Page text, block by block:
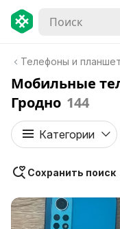
Телефоны и
Мобильные
Гродно 144
Категории
Сохранить поиск